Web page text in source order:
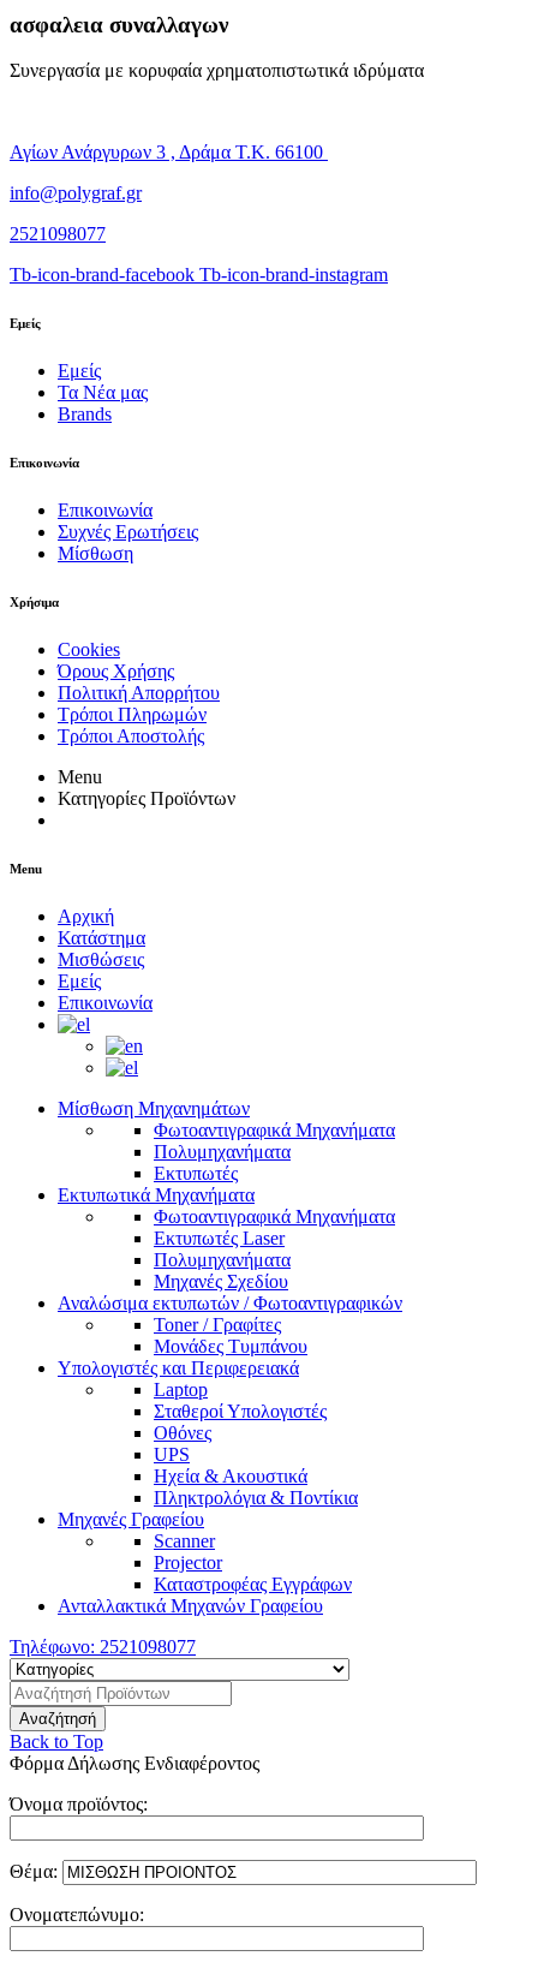
ασφαλεια συναλλαγων
Συνεργασία με κορυφαία χρηματοπιστωτικά ιδρύματα
Αγίων Ανάργυρων 3 , Δράμα Τ.Κ. 66100
info@polygraf.gr
2521098077
Tb-icon-brand-facebook Tb-icon-brand-instagram
Εμείς
Εμείς
Τα Νέα μας
Brands
Επικοινωνία
Επικοινωνία
Συχνές Ερωτήσεις
Μίσθωση
Χρήσιμα
Cookies
Όρους Χρήσης
Πολιτική Απορρήτου
Τρόποι Πληρωμών
Τρόποι Αποστολής
Menu
Κατηγορίες Προϊόντων
Menu
Αρχική
Κατάστημα
Μισθώσεις
Εμείς
Επικοινωνία
Μίσθωση Μηχανημάτων
Φωτοαντιγραφικά Μηχανήματα
Πολυμηχανήματα
Εκτυπωτές
Εκτυπωτικά Μηχανήματα
Φωτοαντιγραφικά Μηχανήματα
Εκτυπωτές Laser
Πολυμηχανήματα
Μηχανές Σχεδίου
Αναλώσιμα εκτυπωτών / Φωτοαντιγραφικών
Toner / Γραφίτες
Μονάδες Τυμπάνου
Υπολογιστές και Περιφερειακά
Laptop
Σταθεροί Υπολογιστές
Οθόνες
UPS
Ηχεία & Ακουστικά
Πληκτρολόγια & Ποντίκια
Μηχανές Γραφείου
Scanner
Projector
Καταστροφέας Εγγράφων
Ανταλλακτικά Μηχανών Γραφείου
Τηλέφωνο: 2521098077
Back to Top
Φόρμα Δήλωσης Ενδιαφέροντος
Όνομα προϊόντος:
Θέμα:
Ονοματεπώνυμο: